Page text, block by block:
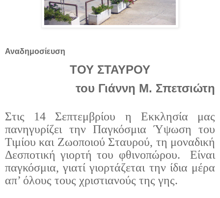
Αναδημοσίευση
ΤΟΥ ΣΤΑΥΡΟΥ
του Γιάννη Μ. Σπετσιώτη
Στις 14 Σεπτεμβρίου η Εκκλησία μας
πανηγυρίζει την Παγκόσμια Ύψωση του
Τιμίου και Ζωοποιού Σταυρού, τη μοναδική
Δεσποτική γιορτή του φθινοπώρου.
Είναι
παγκόσμια, γιατί γιορτάζεται την ίδια μέρα
απ’ όλους τους χριστιανούς της γης.